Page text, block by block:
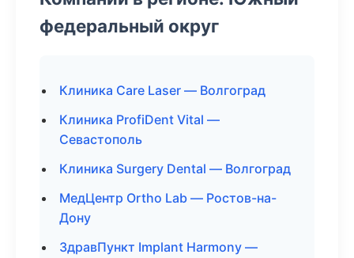
федеральный округ
Клиника Care Laser — Волгоград
Клиника ProfiDent Vital —
Севастополь
Клиника Surgery Dental — Волгоград
МедЦентр Ortho Lab — Ростов-на-
Дону
ЗдравПункт Implant Harmony —